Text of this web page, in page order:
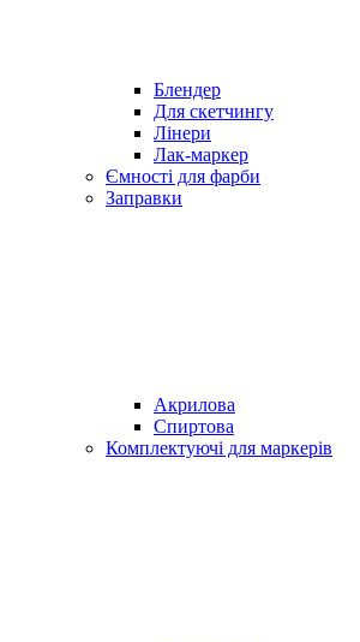
Блендер
Для скетчингу
Лінери
Лак-маркер
Ємності для фарби
Заправки
Акрилова
Спиртова
Комплектуючі для маркерів